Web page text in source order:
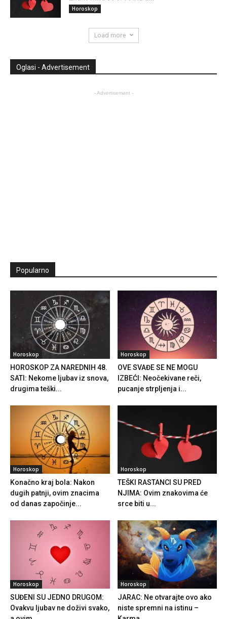
Horoskop
Load more
Oglasi - Advertisement
- Advertisement -
Popularno
Horoskop
HOROSKOP ZA NAREDNIH 48.
SATI: Nekome ljubav iz snova,
drugima teški...
Horoskop
OVE SVAĐE SE NE MOGU
IZBEĆI: Neočekivane reči,
pucanje strpljenja i...
Horoskop
Konačno kraj bola: Nakon
dugih patnji, ovim znacima
od danas započinje...
Horoskop
TEŠKI RASTANCI SU PRED
NJIMA: Ovim znakovima će
srce biti u...
Horoskop
SUĐENI SU JEDNO DRUGOM:
Ovakvu ljubav ne doživi svako,
Horoskop
JARAC: Ne otvarajte ovo ako
niste spremni na istinu –